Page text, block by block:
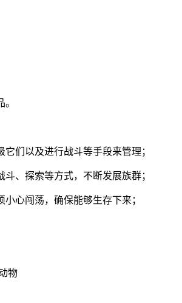
们以及进行战斗等手段来管理；
、探索等方式，不断发展族群；
心闯荡，确保能够生存下来；
物